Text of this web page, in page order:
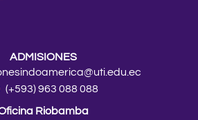
ADMISIONES
(+593) 963 088 088
Riobamba